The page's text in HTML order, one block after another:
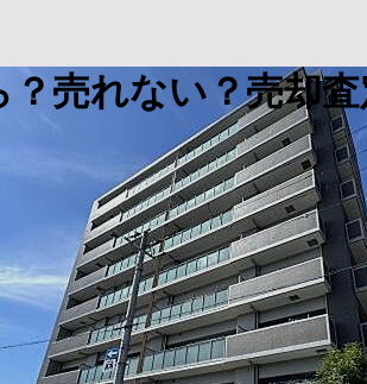
売れない？売却